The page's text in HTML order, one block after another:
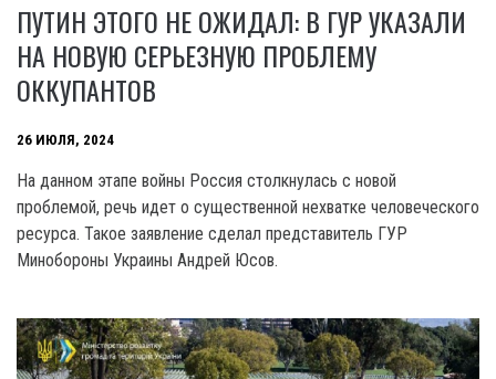
ПУТИН ЭТОГО НЕ ОЖИДАЛ: В ГУР УКАЗАЛИ
НА НОВУЮ СЕРЬЕЗНУЮ ПРОБЛЕМУ
ОККУПАНТОВ
26 ИЮЛЯ, 2024
На данном этапе войны Россия столкнулась с новой
проблемой, речь идет о существенной нехватке человеческого
ресурса. Такое заявление сделал представитель ГУР
Минобороны Украины Андрей Юсов.